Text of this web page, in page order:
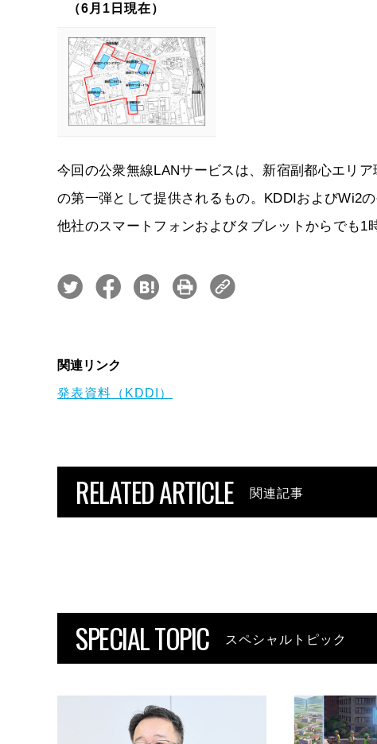
（6月1日現在）
今回の公衆無線LANサービスは、新宿副都心エリ
の第一弾として提供されるもの。KDDIおよびWi2
他社のスマートフォンおよびタブレットからでも1
関連リンク
発表資料（KDDI）
RELATED ARTICLE 関連記事
SPECIAL TOPIC スペシャルトピック